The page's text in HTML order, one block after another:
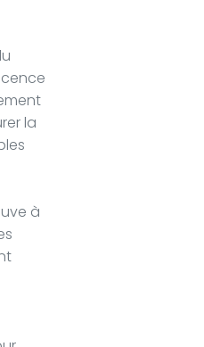
la
à